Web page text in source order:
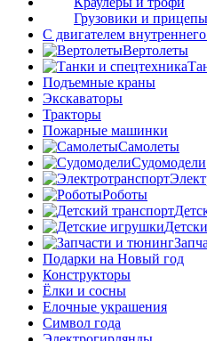
Грузовики и прицепы
С двигателем
Вертолеты
Подъемные краны
Экскаваторы
Тракторы
Пожарные машинки
Самолеты
Судомодели
Роботы
Подарки на Новый год
Конструкторы
Ёлки и сосны
Елочные украшения
Символ года